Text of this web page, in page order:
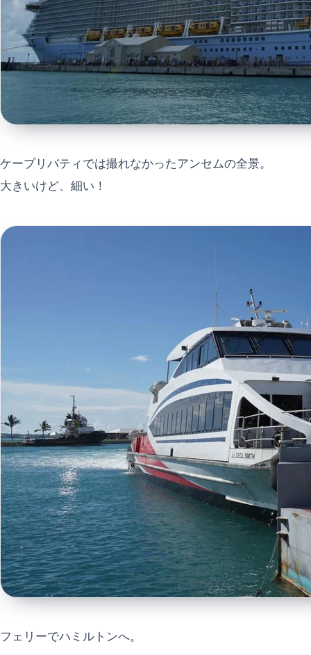
ケープリバティでは撮れなかったアンセムの全景。
大きいけど、細い！
フェリーでハミルトンへ。